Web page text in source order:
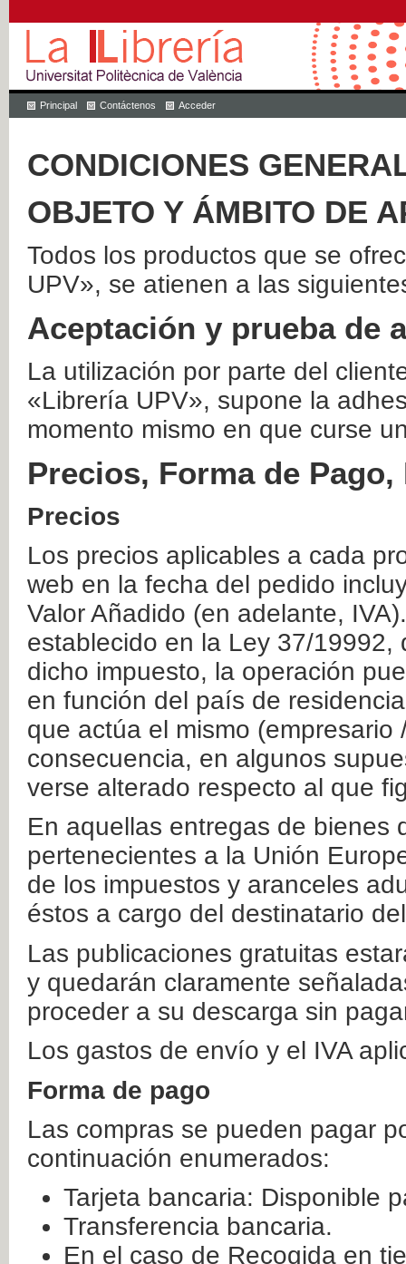
Principal Contáctenos Acceder
CONDICIONES
OBJETO Y ÁMBITO DE
Todos los productos que se
UPV», se atienen a las
Aceptación y prueba de
La utilización por parte del
«Librería UPV», supone la
momento mismo en que curse
Precios, Forma de
Precios
Los precios aplicables a cada
web en la fecha del pedido
Valor Añadido (en adelante,
establecido en la Ley 37/
dicho impuesto, la operación
en función del país de
que actúa el mismo
consecuencia, en algunos
verse alterado respecto al que
En aquellas entregas de bienes
pertenecientes a la Unión
de los impuestos y aranceles
éstos a cargo del destinatario
Las publicaciones gratuitas
y quedarán claramente
proceder a su descarga sin
Los gastos de envío y el IVA
Forma de pago
Las compras se pueden pagar
continuación enumerados:
Tarjeta bancaria: Disponible
Transferencia bancaria.
En el caso de Recogida en